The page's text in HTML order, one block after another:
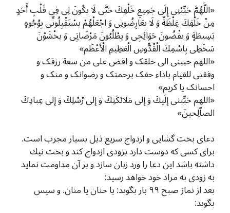
«اللَّهُمَّ حَبِّبْنِی إِلَى جَمِیعِ خَلْقِكَ حَتَّى لَا یكُونَ لِی فِی قَلْبِ أَحَدٍ
مِنْ خَلْقِكَ غِلْظَةٌ وَ لَا یعَارِضُونِی وَ اجْعَلْهُمْ یسْتَقْبِلُونِّی بِوُجُوهٍ
بَسِیطَةٍ وَ یقْضُونَ حَوَائِجِی وَ یطْلُبُونَ مَرْضَاتِِی وَ یخْشَوْنَ
سَخَطِی بِاسْمِكَ الْقُدُّوسِ الْعَظِیمِ الْأَعْظَم»
«اللهم حببنی الی خلقک و افض علی من سعة رزقک و
وفقنی للقیام باداء حقک برحمتک و رضوانک و منک و
احسانک یا کریم»
«اللهم حَبِّبنی إلَیكَ وَ إلى مَلائكَتِكَ وَ إلى رُسُلِكَ وَ إلى عِبادِكَ
الصاّلِحینَ»
دعای بخت گشایی و ازدواج سریع ذیل بسیار مجرب است.
برای كسی كه دوست دارد بزودی ازدواج كند و بخت نيك
داشته باشد اين دعا را ورد زبان سازد و بر آن مداومت نمايد
به زودی به مراد خود خواهد رسيد:
بعد از نماز صبح ۹۹ بار بگويد: يا حنان يا منان. و سپس
بگويد: